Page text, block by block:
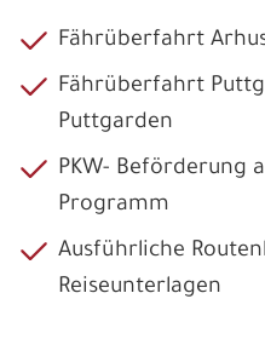
Fährüberfahrt
Fährüberfahrt
Puttgarden
PKW- Beförderung
Programm
Ausführliche
Reiseunterlagen